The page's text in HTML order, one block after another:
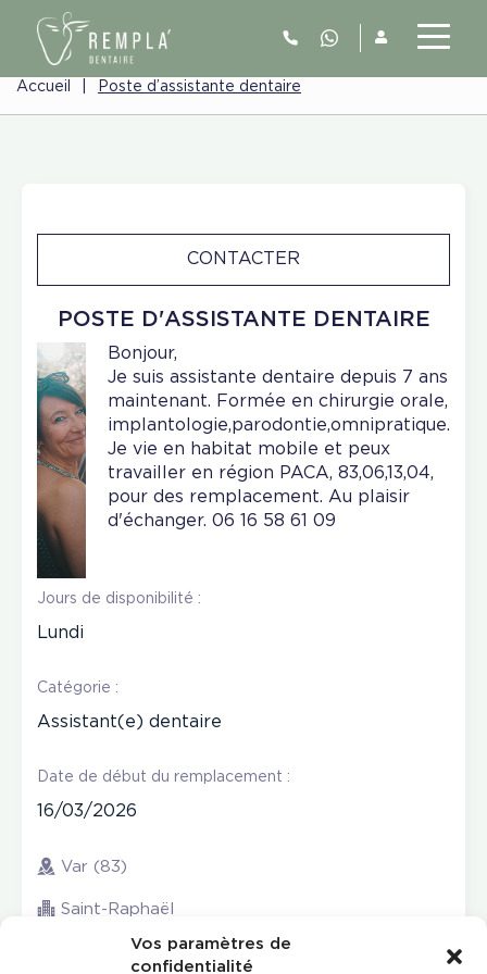
Vos paramètres de
confidentialité
Accueil Poste d’assistante dentaire
POSTE D'ASSISTANTE DENTAIRE
CONTACTER
Bonjour,
Je suis assistante dentaire depuis 7 ans
maintenant. Formée en chirurgie orale,
implantologie,parodontie,omnipratique.
Je vie en habitat mobile et peux
travailler en région PACA, 83,06,13,04,
pour des remplacement. Au plaisir
d'échanger. 06 16 58 61 09
Jours de disponibilité :
Lundi
Catégorie :
Assistant(e) dentaire
Date de début du remplacement :
16/03/2026
Var (83)
Saint-Raphaël